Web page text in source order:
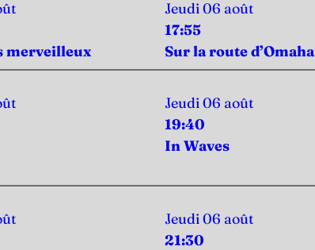
merveilleux
Jeudi 06 août
17:55
Sur la route d’Omaha
Jeudi 06 août
19:40
In Waves
Jeudi 06 août
21:30